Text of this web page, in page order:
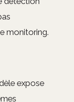
monitoring.
expose